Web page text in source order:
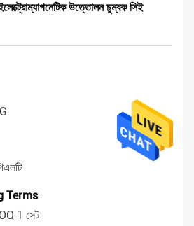
উত্তোলন চুম্বক সিই
Terms
1 সেট